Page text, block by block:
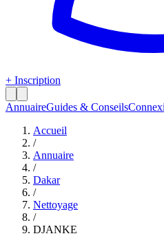
+ Inscription
AnnuaireGuides & Conseils
Accueil
/
Annuaire
/
Dakar
/
Nettoyage
/
DJANKE